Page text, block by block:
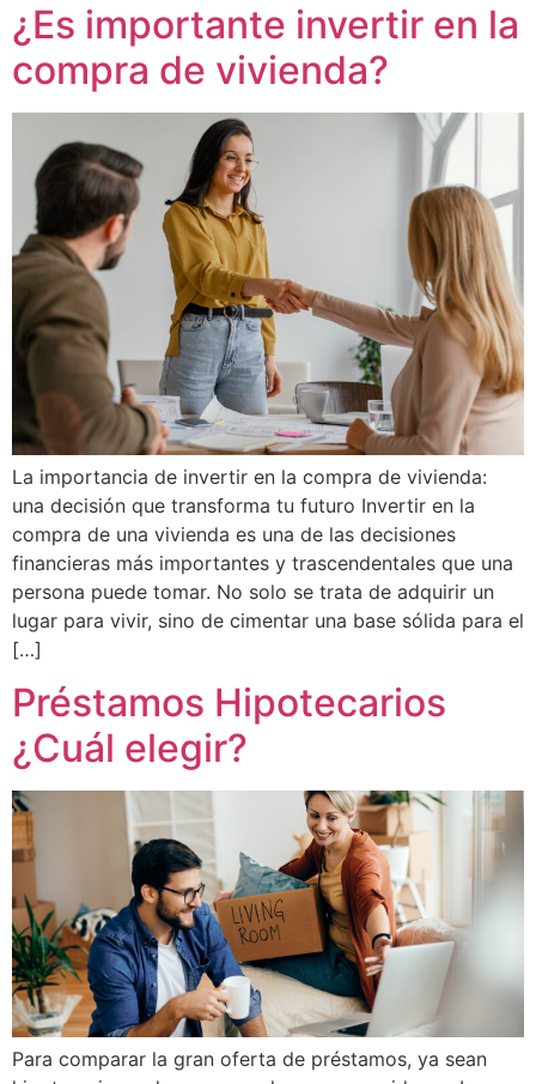
¿Es importante invertir en la
compra de vivienda?
La importancia de invertir en la compra de vivienda:
una decisión que transforma tu futuro Invertir en la
compra de una vivienda es una de las decisiones
financieras más importantes y trascendentales que una
persona puede tomar. No solo se trata de adquirir un
lugar para vivir, sino de cimentar una base sólida para el
[…]
Préstamos Hipotecarios
¿Cuál elegir?
Para comparar la gran oferta de préstamos, ya sean